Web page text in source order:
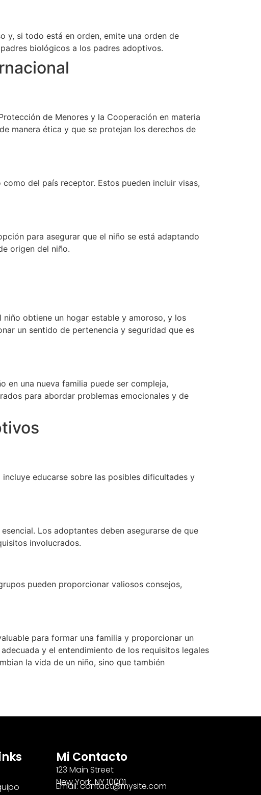
y, si todo está en orden, emite una orden de
biológicos a los padres adoptivos.
de Menores y la Cooperación en materia
manera ética y que se protejan los derechos de
del país receptor. Estos pueden incluir visas,
para asegurar que el niño se está adaptando
origen del niño.
obtiene un hogar estable y amoroso, y los
un sentido de pertenencia y seguridad que es
en una nueva familia puede ser compleja,
para abordar problemas emocionales y de
educarse sobre las posibles dificultades y
Los adoptantes deben asegurarse de que
involucrados.
pueden proporcionar valiosos consejos,
para formar una familia y proporcionar un
y el entendimiento de los requisitos legales
la vida de un niño, sino que también
Mi Contacto
123 Main Street
New York, NY 10001
Email: contact@mysite.com